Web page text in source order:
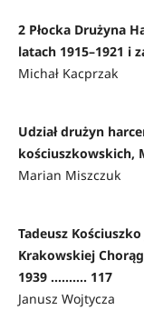
2 Płocka Drużyna
latach 1915–1921 i
Michał Kacprzak
Udział drużyn
kościuszkowskich,
Marian Miszczuk
Tadeusz
Krakowskiej
1939 .......... 117
Janusz Wojtycza